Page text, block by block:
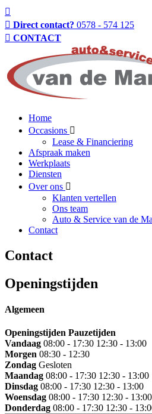
Direct contact? 0578 - 574 125
CONTACT
Home
Occasions
Lease & Financiering
Afspraak maken
Werkplaats
Diensten
Over ons
Klanten vertellen
Ons team
Auto & Service van de
Contact
Contact
Openingstijden
Algemeen
Openingstijden Pauzetijden
Vandaag 08:00 - 17:30 12:30 - 13:00
Morgen 08:30 - 12:30
Zondag Gesloten
Maandag 08:00 - 17:30 12:30 - 13:00
Dinsdag 08:00 - 17:30 12:30 - 13:00
Woensdag 08:00 - 17:30 12:30 - 13:00
Donderdag 08:00 - 17:30 12:30 -